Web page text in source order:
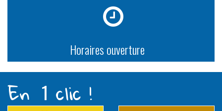
Horaires ouverture
En 1 clic !